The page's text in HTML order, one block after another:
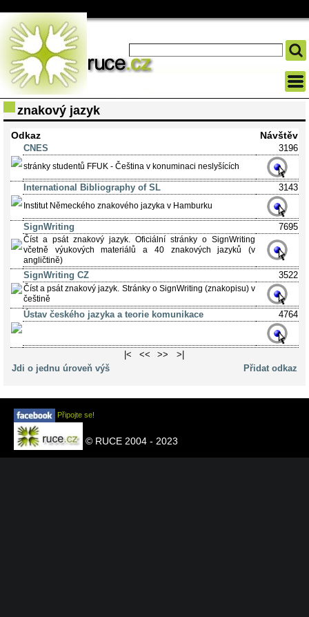
znakový jazyk
Odkaz Návštěv
CNES 3196
stránky studentů FFUK - Čeština v konuminaci neslyšících
International Bibliography of SL 3143
Institut Německého znakového jazyka v Hamburku
SignWriting 7695
Číst a psát znakový jazyk. Oficiální stránky o SignWriting
včetně výukových materiálů a 40 znakových jazyků (v
angličtině)
SignWriting CZ 3522
Číst a psát znakový jazyk. Stránky o SignWriting (znakopisu) v
češtině
Ústav českého jazyka a teorie komunikace 4764
|< << >>
>|
Jdi o jednu úroveň výš
Přidat odkaz
Připojte se!
© RUCE 2004 - 2023